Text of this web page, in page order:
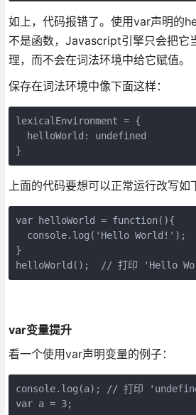
如上，代码报错了。使用var声明的
不是函数，Javascript引擎只会把它
理，而不会在词法环境中给它赋值。
保存在词法环境中像下面这样：
lexicalEnvironment = {
  helloWorld: undefined
}
上面的代码要想可以正常运行改写如
var helloWorld = function(){
  console.log('Hello World!');
}
helloWorld();  // 打印 'Hello
var变量提升
看一个使用var声明变量的例子：
console.log(a); // 打印
var a = 3;